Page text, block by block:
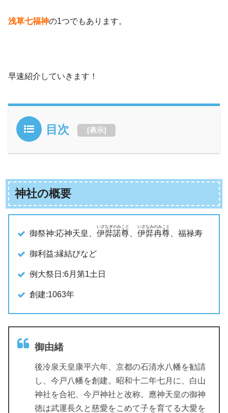
浅草七福神の1つでもあります。
早速紹介していきます！
目次 [表示]
神社の概要
御祭神:応神天皇、 伊弉諾尊
いざなぎのみこと
伊弉冉尊
いざなみのみこと
、福禄寿
御利益:縁結びなど
例大祭日:6月第1土日
創建:1063年
御由緒
後冷泉天皇康平六年、京都の石清水八幡を勧請
し、今戸八幡を創建。昭和十二年七月に、白山
神社を合祀、今戸神社と改称。應神天皇の御神
徳は武運長久と慈愛をこめて子を育てる大愛を